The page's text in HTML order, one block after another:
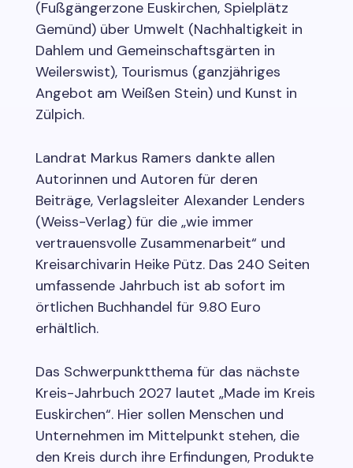
(Fußgängerzone Euskirchen, Spielplätz
Gemünd) über Umwelt (Nachhaltigkeit in
Dahlem und Gemeinschaftsgärten in
Weilerswist), Tourismus (ganzjähriges
Angebot am Weißen Stein) und Kunst in
Zülpich.
Landrat Markus Ramers dankte allen
Autorinnen und Autoren für deren
Beiträge, Verlagsleiter Alexander Lenders
(Weiss-Verlag) für die „wie immer
vertrauensvolle Zusammenarbeit“ und
Kreisarchivarin Heike Pütz. Das 240 Seiten
umfassende Jahrbuch ist ab sofort im
örtlichen Buchhandel für 9.80 Euro
erhältlich.
Das Schwerpunktthema für das nächste
Kreis-Jahrbuch 2027 lautet „Made im Kreis
Euskirchen“. Hier sollen Menschen und
Unternehmen im Mittelpunkt stehen, die
den Kreis durch ihre Erfindungen, Produkte